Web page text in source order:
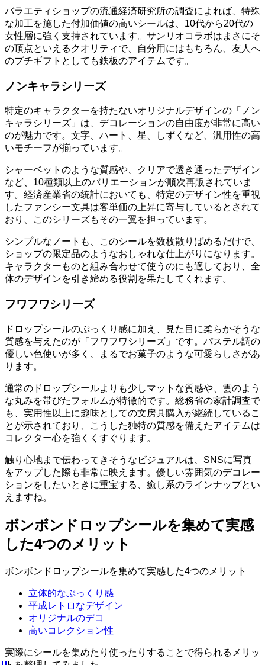
バラエティショップの流通経済研究所の調査によれば、特殊
な加工を施した付加価値の高いシールは、10代から20代の
女性層に強く支持されています。サンリオコラボはまさにそ
の頂点といえるクオリティで、自分用にはもちろん、友人へ
のプチギフトとしても鉄板のアイテムです。
ノンキャラシリーズ
特定のキャラクターを持たないオリジナルデザインの「ノン
キャラシリーズ」は、デコレーションの自由度が非常に高い
のが魅力です。文字、ハート、星、しずくなど、汎用性の高
いモチーフが揃っています。
シャーベットのような質感や、クリアで透き通ったデザイン
など、10種類以上のバリエーションが順次再販されていま
す。経済産業省の統計においても、特定のデザイン性を重視
したファンシー文具は客単価の上昇に寄与しているとされて
おり、このシリーズもその一翼を担っています。
シンプルなノートも、このシールを数枚散りばめるだけで、
ショップの限定品のようなおしゃれな仕上がりになります。
キャラクターものと組み合わせて使うのにも適しており、全
体のデザインを引き締める役割を果たしてくれます。
フワフワシリーズ
ドロップシールのぷっくり感に加え、見た目に柔らかそうな
質感を与えたのが「フワフワシリーズ」です。パステル調の
優しい色使いが多く、まるでお菓子のような可愛らしさがあ
ります。
通常のドロップシールよりも少しマットな質感や、雲のよう
な丸みを帯びたフォルムが特徴的です。総務省の家計調査で
も、実用性以上に趣味としての文房具購入が継続しているこ
とが示されており、こうした独特の質感を備えたアイテムは
コレクター心を強くくすぐります。
触り心地まで伝わってきそうなビジュアルは、SNSに写真
をアップした際も非常に映えます。優しい雰囲気のデコレー
ションをしたいときに重宝する、癒し系のラインナップとい
えますね。
ボンボンドロップシールを集めて実感
した4つのメリット
ボンボンドロップシールを集めて実感した4つのメリット
立体的なぷっくり感
平成レトロなデザイン
オリジナルのデコ
高いコレクション性
実際にシールを集めたり使ったりすることで得られるメリッ